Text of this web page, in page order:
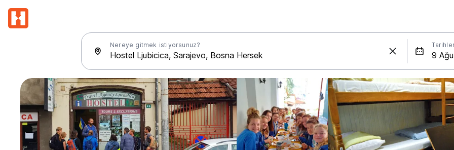
Nereye gitmek istiyorsunuz?